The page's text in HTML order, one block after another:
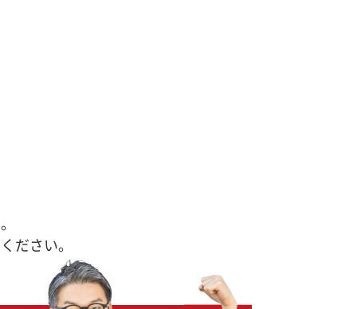
ださい。